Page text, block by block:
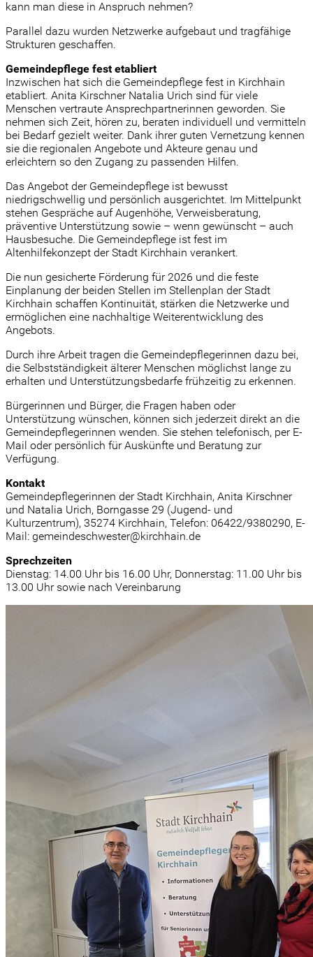
kann man diese in Anspruch nehmen?
Parallel dazu wurden Netzwerke aufgebaut und tragfähige
Strukturen geschaffen.
Gemeindepflege fest etabliert
Inzwischen hat sich die Gemeindepflege fest in Kirchhain
etabliert. Anita Kirschner Natalia Urich sind für viele
Menschen vertraute Ansprechpartnerinnen geworden. Sie
nehmen sich Zeit, hören zu, beraten individuell und vermitteln
bei Bedarf gezielt weiter. Dank ihrer guten Vernetzung kennen
sie die regionalen Angebote und Akteure genau und
erleichtern so den Zugang zu passenden Hilfen.
Das Angebot der Gemeindepflege ist bewusst
niedrigschwellig und persönlich ausgerichtet. Im Mittelpunkt
stehen Gespräche auf Augenhöhe, Verweisberatung,
präventive Unterstützung sowie – wenn gewünscht – auch
Hausbesuche. Die Gemeindepflege ist fest im
Altenhilfekonzept der Stadt Kirchhain verankert.
Die nun gesicherte Förderung für 2026 und die feste
Einplanung der beiden Stellen im Stellenplan der Stadt
Kirchhain schaffen Kontinuität, stärken die Netzwerke und
ermöglichen eine nachhaltige Weiterentwicklung des
Angebots.
Durch ihre Arbeit tragen die Gemeindepflegerinnen dazu bei,
die Selbstständigkeit älterer Menschen möglichst lange zu
erhalten und Unterstützungsbedarfe frühzeitig zu erkennen.
Bürgerinnen und Bürger, die Fragen haben oder
Unterstützung wünschen, können sich jederzeit direkt an die
Gemeindepflegerinnen wenden. Sie stehen telefonisch, per E-
Mail oder persönlich für Auskünfte und Beratung zur
Verfügung.
Kontakt
Gemeindepflegerinnen der Stadt Kirchhain, Anita Kirschner
und Natalia Urich, Borngasse 29 (Jugend- und
Kulturzentrum), 35274 Kirchhain, Telefon: 06422/9380290, E-
Mail: gemeindeschwester@kirchhain.de
Sprechzeiten
Dienstag: 14.00 Uhr bis 16.00 Uhr, Donnerstag: 11.00 Uhr bis
13.00 Uhr sowie nach Vereinbarung